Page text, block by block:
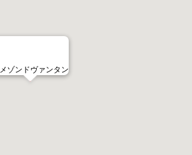
メゾンドヴァンタン